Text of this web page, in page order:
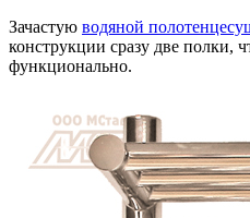
Зачастую водяной
конструкции сразу две полки,
функционально.